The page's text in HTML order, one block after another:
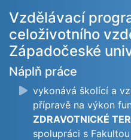
Vzdělávací
celoživotního
Západočeské
Náplň práce
vykonává školící a
přípravě na výkon
ZDRAVOTNICKÉ
spolupráci s